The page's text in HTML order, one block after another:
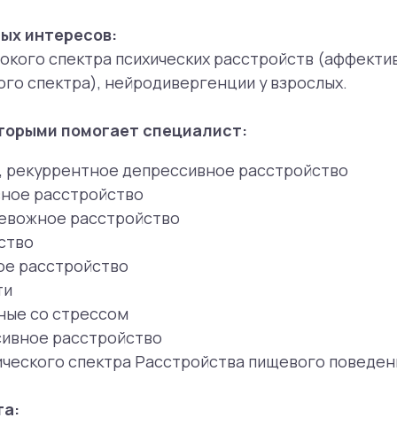
спектра Расстройства пищевого поведения
онлайн в режиме «второго мнения» (без